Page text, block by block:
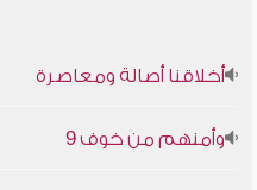
أخلاقنا أصالة ومعاصرة
وأمنهم من خوف 9